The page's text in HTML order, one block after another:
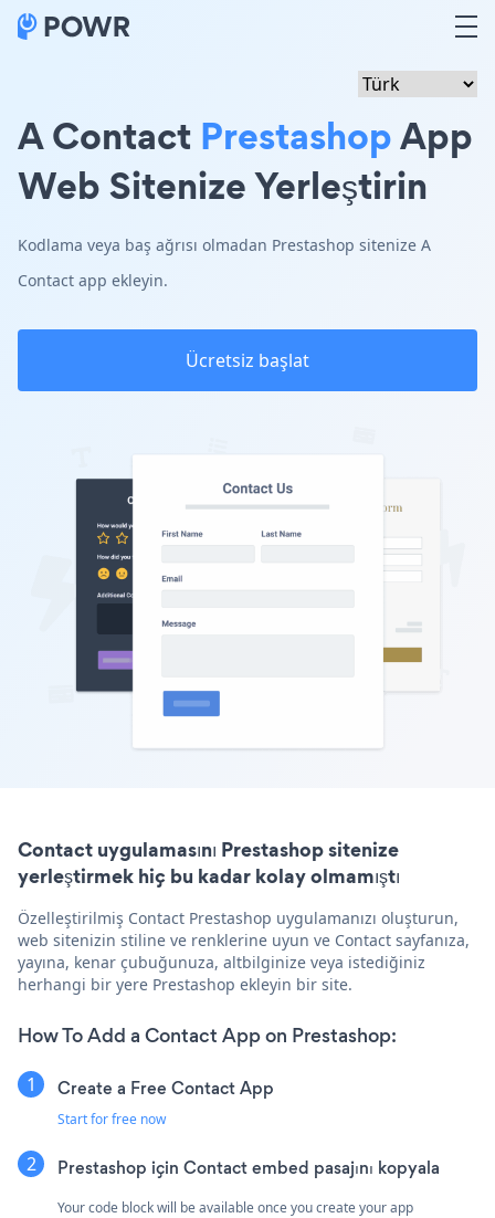
A Contact PrestashopApp
Web Sitenize Yerleştirin
Kodlama veya baş ağrısı olmadan Prestashop sitenize A
Contact app ekleyin.
Ücretsiz başlat
Contact uygulamasını Prestashop sitenize
yerleştirmek hiç bu kadar kolay olmamıştı
Özelleştirilmiş Contact Prestashop uygulamanızı oluşturun,
web sitenizin stiline ve renklerine uyun ve Contact sayfanıza,
yayına, kenar çubuğunuza, altbilginize veya istediğiniz
herhangi bir yere Prestashop ekleyin bir site.
How To Add a Contact App on Prestashop:
Create a Free Contact App
Start for free now
Prestashop için Contact embed pasajını kopyala
Your code block will be available once you create your app